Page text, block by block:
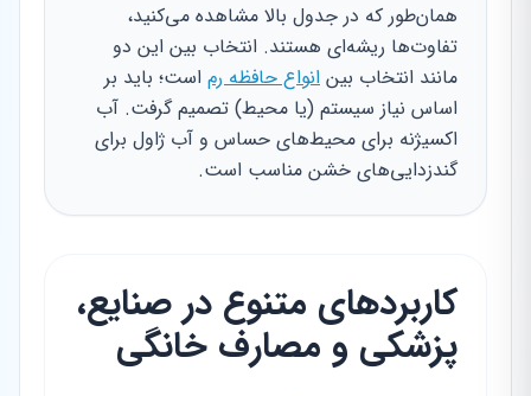
همان‌طور که در جدول بالا مشاهده می‌کنید،
تفاوت‌ها ریشه‌ای هستند. انتخاب بین این دو
مانند انتخاب بین انواع حافظه رم است؛ باید بر
اساس نیاز سیستم (یا محیط) تصمیم گرفت. آب
اکسیژنه برای محیط‌های حساس و آب ژاول برای
گندزدایی‌های خشن مناسب است.
کاربردهای متنوع در صنایع،
پزشکی و مصارف خانگی